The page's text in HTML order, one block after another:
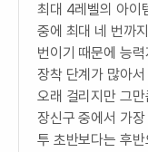
최대 4레벨의 아이
중에 최대 네 번까
번이기 때문에 능
장착 단계가 많아
오래 걸리지만 그
장신구 중에서 가
투 초반보다는 후